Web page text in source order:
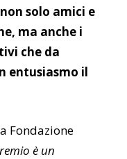
solo amici e
ma anche i
che da
entusiasmo il
Fondazione
è un